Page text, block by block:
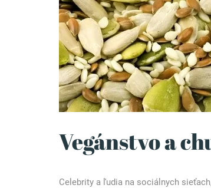
Vegánstvo a
Celebrity a ľudia na sociálnych